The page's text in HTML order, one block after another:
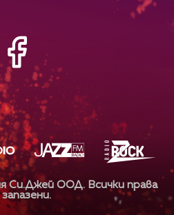
Си.Джей ООД. Всички права
запазени.